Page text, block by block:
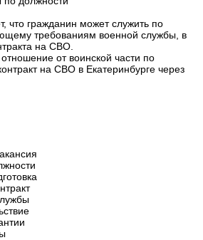
что гражданин может служить по
требованиям военной службы, в
на СВО.
от воинской части по
на СВО в Екатеринбурге через